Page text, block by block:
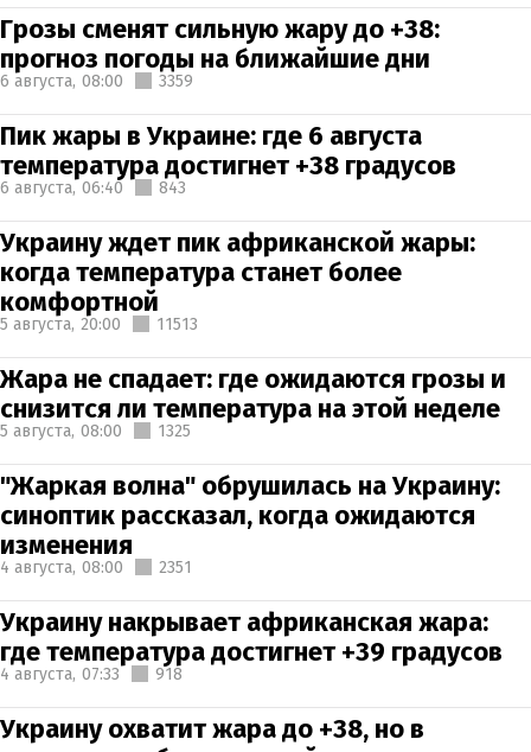
Грозы сменят сильную жару до +38:
прогноз погоды на ближайшие дни
6 августа, 08:00 3359
Пик жары в Украине: где 6 августа
температура достигнет +38 градусов
6 августа, 06:40 843
Украину ждет пик африканской жары:
когда температура станет более
комфортной
5 августа, 20:00 11513
Жара не спадает: где ожидаются грозы и
снизится ли температура на этой неделе
5 августа, 08:00 1325
"Жаркая волна" обрушилась на Украину:
синоптик рассказал, когда ожидаются
изменения
4 августа, 08:00 2351
Украину накрывает африканская жара:
где температура достигнет +39 градусов
4 августа, 07:33 918
Украину охватит жара до +38, но в